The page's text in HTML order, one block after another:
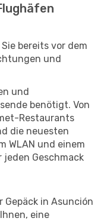
bereits vor dem
und
und
benötigt. Von
Restaurants
die neuesten
WLAN und einem
Geschmack
Gepäck in Asunción
eine